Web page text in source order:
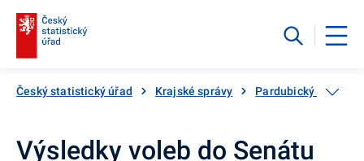
Český statistický úřad Krajské správy Pardubický kraj
Výsledky voleb do Senátu